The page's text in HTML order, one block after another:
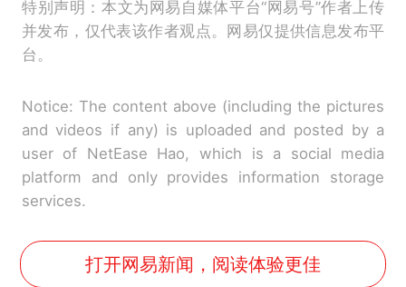
特别声明：本文为网易自媒体平台“网易号”作者上传
并发布，仅代表该作者观点。网易仅提供信息发布平
台。
Notice: The content above (including the pictures
and videos if any) is uploaded and posted by a
user of NetEase Hao, which is a social media
platform and only provides information storage
services.
打开网易新闻，阅读体验更佳